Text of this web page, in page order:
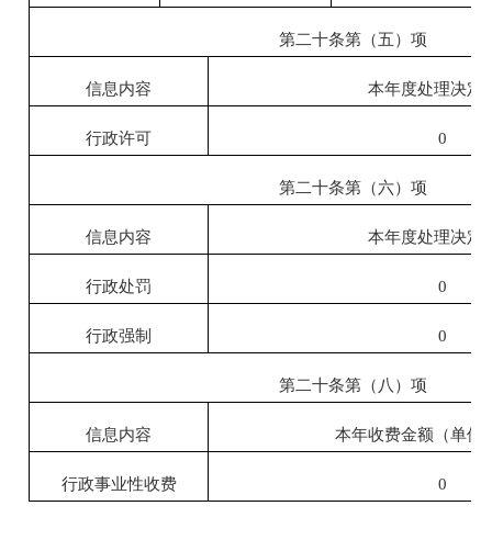
第二十条第（五）项
信息内容 本年度处理决定
行政许可 0
第二十条第（六）项
信息内容 本年度处理决定
行政处罚 0
行政强制 0
第二十条第（八）项
信息内容 本年收费金额（单位
行政事业性收费 0